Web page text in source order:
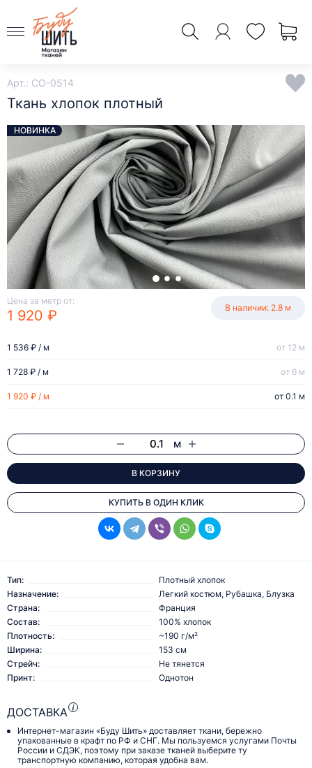
Арт.: CO-0514
Ткань хлопок плотный
Цена за метр от:
1 920 ₽ В наличии: 2.8 м
1 920 ₽ / м от 0.1 м
1 728 ₽ / м от 6 м
1 536 ₽ / м от 12 м
м
В КОРЗИНУ
КУПИТЬ В ОДИН КЛИК
НОВИНКА
Тип:
Плотный хлопок
Назначение:
Легкий костюм, Рубашка, Блузка
Страна:
Франция
Состав:
100% хлопок
Плотность:
~190 г/м²
Ширина:
153 см
Стрейч:
Не тянется
Принт:
Однотон
ДОСТАВКА
Интернет-магазин «Буду Шить» доставляет ткани, бережно
упакованные в крафт по РФ и СНГ. Мы пользуемся услугами Почты
России и СДЭК, поэтому при заказе тканей выберите ту
транспортную компанию, которая удобна вам.